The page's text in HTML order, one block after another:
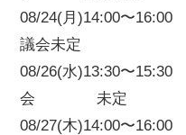
08/24(月)14:00〜16:00
議会未定
08/26(水)13:30〜
会 未定
08/27(木)14:00〜